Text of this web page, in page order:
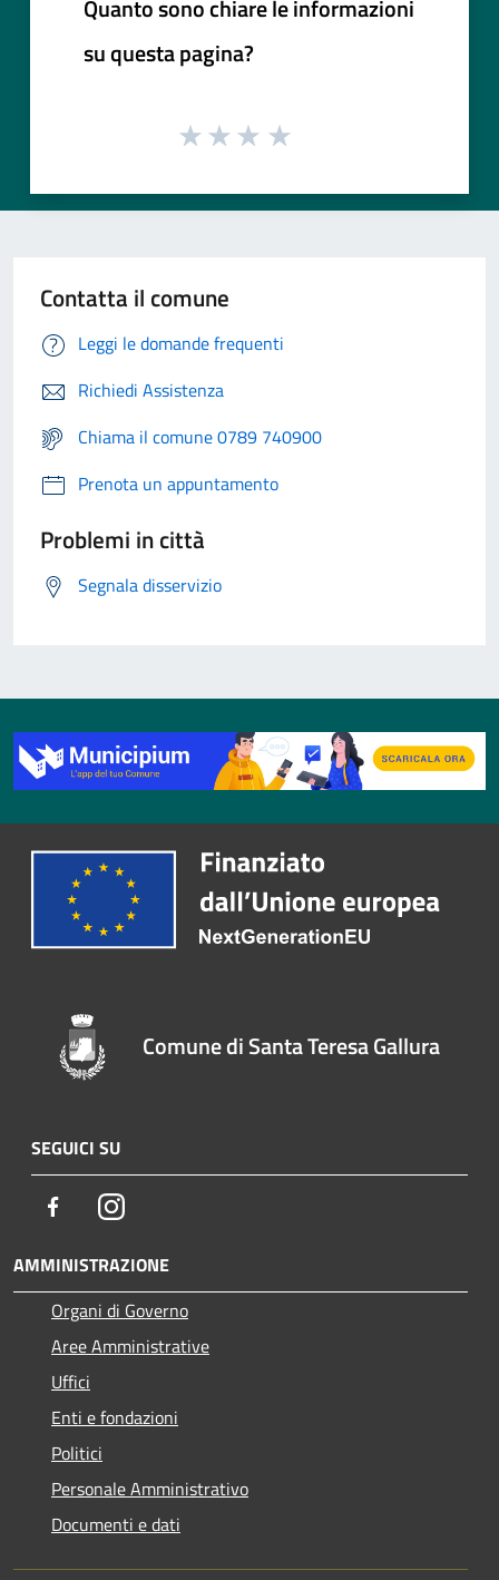
Quanto sono chiare le informazioni
su questa pagina?
Contatta il comune
Leggi le domande frequenti
Richiedi Assistenza
Chiama il comune 0789 740900
Prenota un appuntamento
Problemi in città
Segnala disservizio
Comune di Santa Teresa Gallura
SEGUICI SU
FacebookInstagram
AMMINISTRAZIONE
Organi di Governo
Aree Amministrative
Uffici
Enti e fondazioni
Politici
Personale Amministrativo
Documenti e dati